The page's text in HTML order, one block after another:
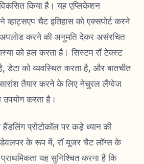
किया है। यह एप्लिकेशन
व्हाट्सएप चैट इतिहास को एक्सपोर्ट करने
करने की अनुमति देकर असंरचित
को हल करता है। सिस्टम रॉ टेक्स्ट
डेटा को व्यवस्थित करता है, और बातचीत
तैयार करने के लिए नेचुरल लैंग्वेज
करता है।
प्रोटोकॉल पर कड़े ध्यान की
के रूप में, रॉ यूजर चैट लॉग्स के
यह सुनिश्चित करना है कि